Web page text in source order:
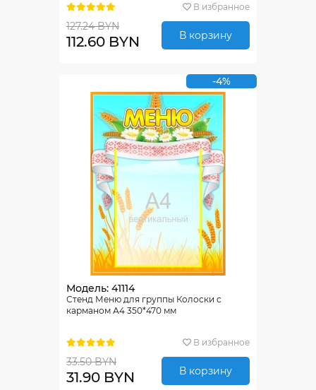
В избранное
127.24 BYN
112.60 BYN В корзину
-4%
Модель: 41114
Стенд Меню для группы Колоски с
карманом А4 350*470 мм
В избранное
33.50 BYN
31.90 BYN В корзину